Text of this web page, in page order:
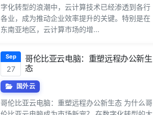
字化转型的浪潮中，云计算技术已经渗透到各行
各业，成为推动企业效率提升的关键。特别是在
东南亚地区，云计算市场的增...
Sep
27
哥伦比亚云电脑：重塑远程办公新生
态
国外云
哥伦比亚云电脑：重塑远程办公新生态 为什么哥